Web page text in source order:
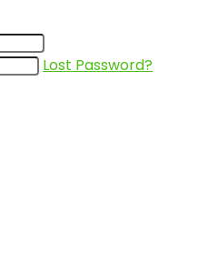
Lost Password?